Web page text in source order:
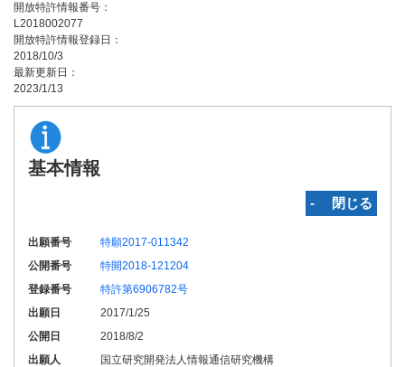
開放特許情報番号：
L2018002077
開放特許情報登録日：
2018/10/3
最新更新日：
2023/1/13
基本情報
‐ 閉じる
出願番号
特願2017-011342
公開番号
特開2018-121204
登録番号
特許第6906782号
出願日
2017/1/25
公開日
2018/8/2
出願人
国立研究開発法人情報通信研究機構